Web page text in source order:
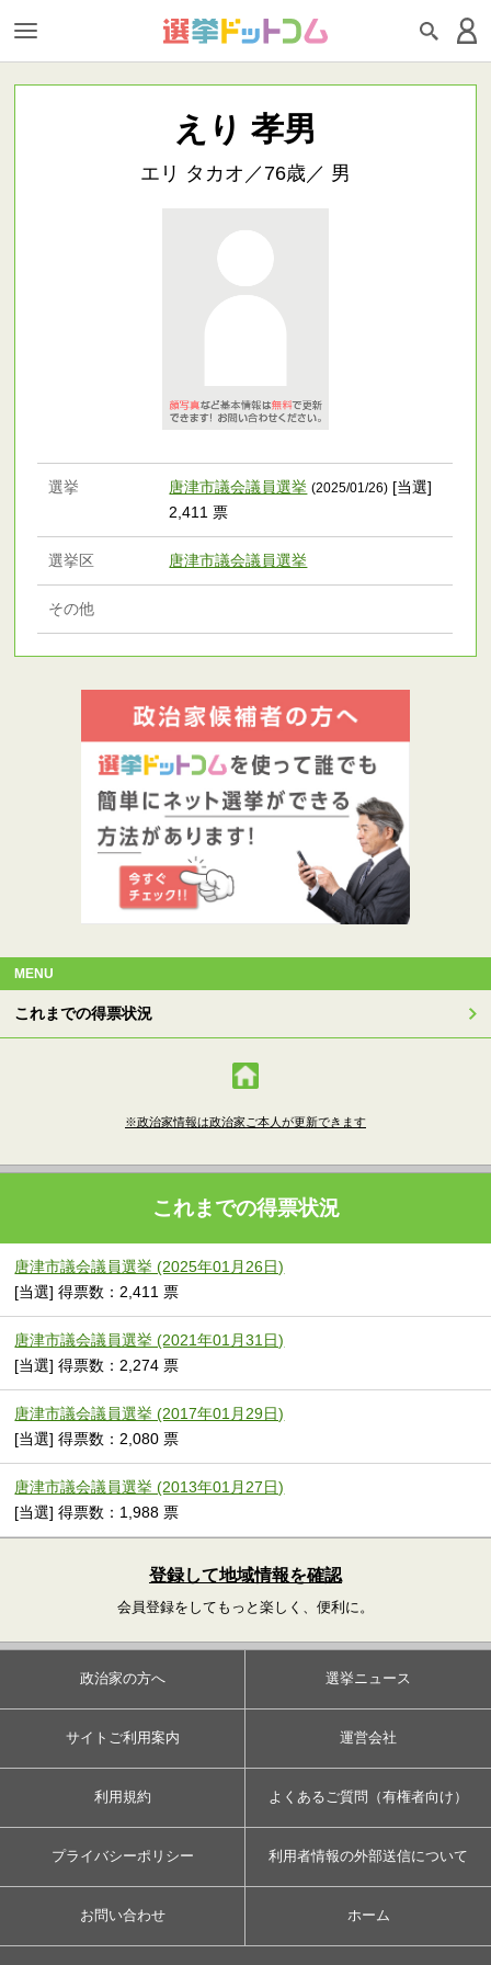
えり 孝男
エリ タカオ／76歳／ 男
選挙 唐津市議会議員選挙 (2025/01/26) [当選]
2,411 票
選挙区 唐津市議会議員選挙
その他
MENU
これまでの得票状況
※政治家情報は政治家ご本人が更新できます
これまでの得票状況
唐津市議会議員選挙 (2025年01月26日)
[当選] 得票数：2,411 票
唐津市議会議員選挙 (2021年01月31日)
[当選] 得票数：2,274 票
唐津市議会議員選挙 (2017年01月29日)
[当選] 得票数：2,080 票
唐津市議会議員選挙 (2013年01月27日)
[当選] 得票数：1,988 票
登録して地域情報を確認
会員登録をしてもっと楽しく、便利に。
政治家の方へ 選挙ニュース
サイトご利用案内 運営会社
利用規約 よくあるご質問（有権者向け）
プライバシーポリシー 利用者情報の外部送信について
お問い合わせ ホーム